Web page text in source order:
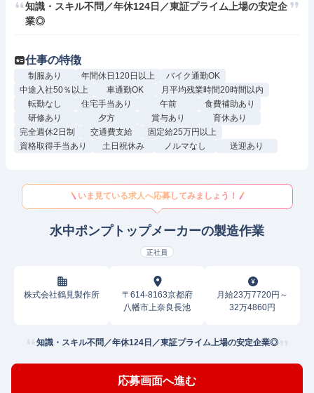
知識・スキル不問／年休124日／東証プライム上場の安定企
業◎
仕事の特徴
制服あり 年間休日120日以上
バイク通勤OK
中途入社50％以上
車通勤OK
月平均残業時間20時間以内
転勤なし
住宅手当あり 午前
食費補助あり
研修あり
夕方 賞与あり
育休あり
完全週休2日制
交通費支給
固定給25万円以上
資格取得手当あり
土日祝休み ノルマなし 送迎あり
いま見ている求人へ応募してみましょう！
水中ポンプトップメーカーの製造作業
正社員
株式会社鶴見製作所
〒614-8163京都府
八幡市上奈良長池
月給23万7720円～
32万4860円
知識・スキル不問／年休124日／東証プライム上場の安定企業◎
応募画面へ進む